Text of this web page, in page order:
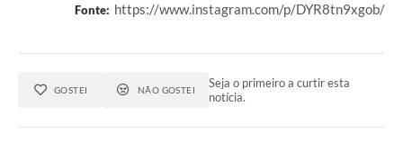
Fonte: https://www.instagram.com/p/DYR8tn9xgob/
GOSTEI NÃO GOSTEI
Seja o primeiro a curtir esta
notícia.